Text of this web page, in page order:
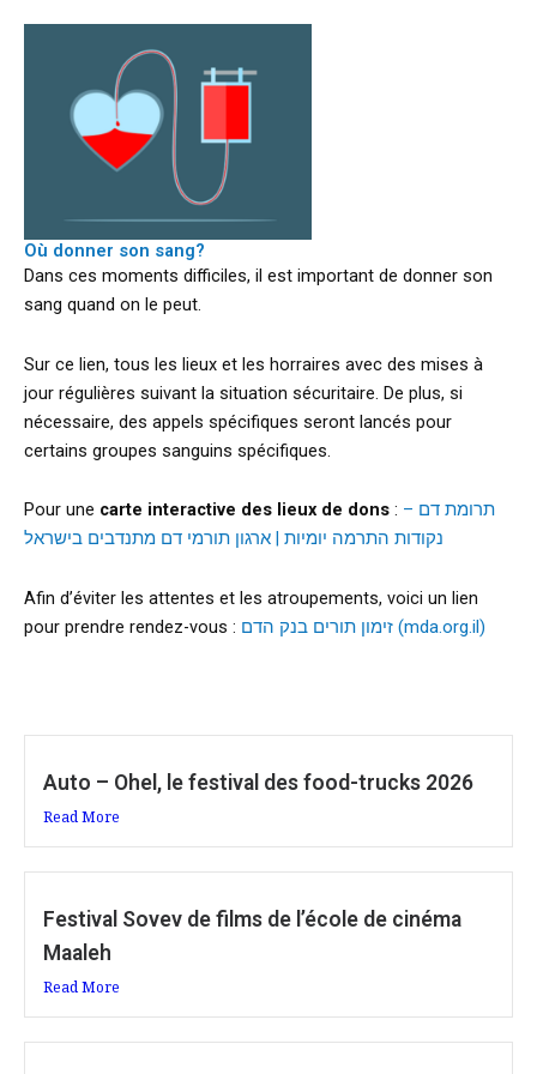
Où donner son sang?
Dans ces moments difficiles, il est important de donner son
sang quand on le peut.
Sur ce lien, tous les lieux et les horraires avec des mises à
jour régulières suivant la situation sécuritaire. De plus, si
nécessaire, des appels spécifiques seront lancés pour
certains groupes sanguins spécifiques.
Pour une carte interactive des lieux de dons : תרומת דם –
נקודות התרמה יומיות | ארגון תורמי דם מתנדבים בישראל
Afin d’éviter les attentes et les atroupements, voici un lien
pour prendre rendez-vous :
זימון תורים בנק הדם (mda.org.il)
Auto – Ohel, le festival des food-trucks 2026
Read More
Festival Sovev de films de l’école de cinéma
Maaleh
Read More